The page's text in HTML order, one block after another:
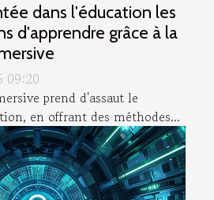
dans l'éducation les
d'apprendre grâce à la
09:20
prend d'assaut le
en offrant des méthodes...